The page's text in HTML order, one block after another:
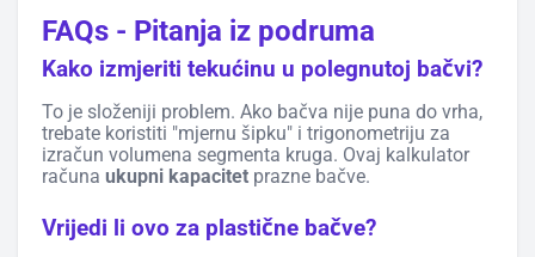
FAQs - Pitanja iz podruma
Kako izmjeriti tekućinu u polegnutoj bačvi?
To je složeniji problem. Ako bačva nije puna do vrha,
trebate koristiti "mjernu šipku" i trigonometriju za
izračun volumena segmenta kruga. Ovaj kalkulator
računa ukupni kapacitet prazne bačve.
Vrijedi li ovo za plastične bačve?